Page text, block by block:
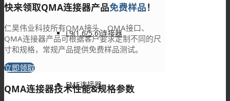
L9(1.6/5.6)连接器
FME连接器
快来领取QMA连接器产品免费样品！
仁昊伟业科技所有QMA接头、QMA接口、
QMA连接器产品可根据客户要求定制不同的尺
寸和规格，常规产品提供免费样品测试。
立即领取
QMA连接器技术性能&规格参数